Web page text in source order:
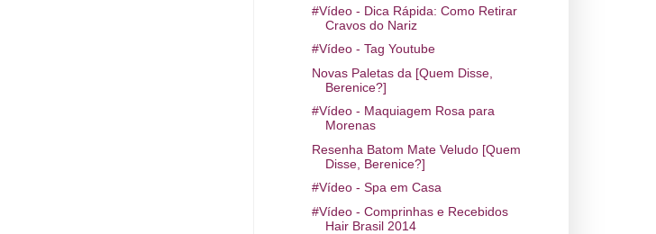
#Vídeo - Dica Rápida: Como Retirar
Cravos do Nariz
#Vídeo - Tag Youtube
Novas Paletas da [Quem Disse,
Berenice?]
#Vídeo - Maquiagem Rosa para
Morenas
Resenha Batom Mate Veludo [Quem
Disse, Berenice?]
#Vídeo - Spa em Casa
#Vídeo - Comprinhas e Recebidos
Hair Brasil 2014